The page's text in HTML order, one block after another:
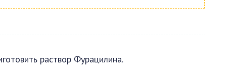
раствор Фурацилина.